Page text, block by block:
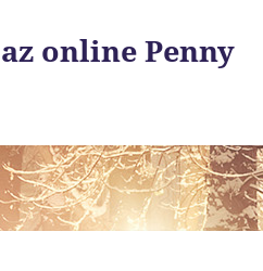
online Penny